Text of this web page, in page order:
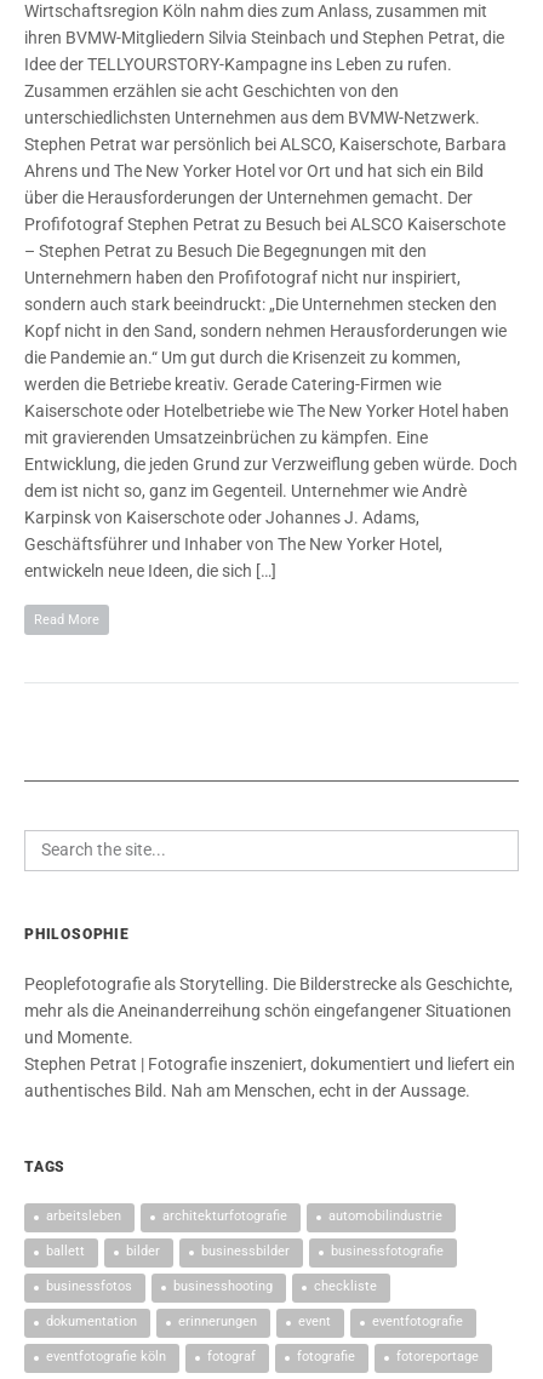
Wirtschaftsregion Köln nahm dies zum Anlass, zusammen mit
ihren BVMW-Mitgliedern Silvia Steinbach und Stephen Petrat, die
Idee der TELLYOURSTORY-Kampagne ins Leben zu rufen.
Zusammen erzählen sie acht Geschichten von den
unterschiedlichsten Unternehmen aus dem BVMW-Netzwerk.
Stephen Petrat war persönlich bei ALSCO, Kaiserschote, Barbara
Ahrens und The New Yorker Hotel vor Ort und hat sich ein Bild
über die Herausforderungen der Unternehmen gemacht. Der
Profifotograf Stephen Petrat zu Besuch bei ALSCO Kaiserschote
– Stephen Petrat zu Besuch Die Begegnungen mit den
Unternehmern haben den Profifotograf nicht nur inspiriert,
sondern auch stark beeindruckt: „Die Unternehmen stecken den
Kopf nicht in den Sand, sondern nehmen Herausforderungen wie
die Pandemie an.“ Um gut durch die Krisenzeit zu kommen,
werden die Betriebe kreativ. Gerade Catering-Firmen wie
Kaiserschote oder Hotelbetriebe wie The New Yorker Hotel haben
mit gravierenden Umsatzeinbrüchen zu kämpfen. Eine
Entwicklung, die jeden Grund zur Verzweiflung geben würde. Doch
dem ist nicht so, ganz im Gegenteil. Unternehmer wie Andrè
Karpinsk von Kaiserschote oder Johannes J. Adams,
Geschäftsführer und Inhaber von The New Yorker Hotel,
entwickeln neue Ideen, die sich […]
Read More
PHILOSOPHIE
Peoplefotografie als Storytelling. Die Bilderstrecke als Geschichte,
mehr als die Aneinanderreihung schön eingefangener Situationen
und Momente.
Stephen Petrat | Fotografie inszeniert, dokumentiert und liefert ein
authentisches Bild. Nah am Menschen, echt in der Aussage.
TAGS
arbeitsleben architekturfotografie automobilindustrie
ballett bilder businessbilder businessfotografie
businessfotos businesshooting checkliste
dokumentation erinnerungen event eventfotografie
eventfotografie köln fotograf fotografie fotoreportage